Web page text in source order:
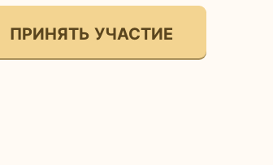
ПРИНЯТЬ УЧАСТИЕ